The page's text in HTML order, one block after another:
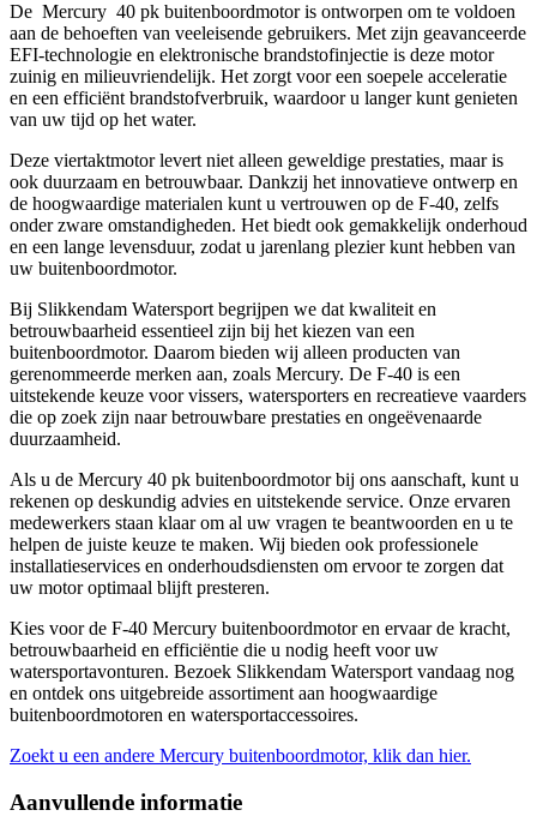
De Mercury 40 pk buitenboordmotor is ontworpen om te voldoen
aan de behoeften van veeleisende gebruikers. Met zijn geavanceerde
EFI-technologie en elektronische brandstofinjectie is deze motor
zuinig en milieuvriendelijk. Het zorgt voor een soepele acceleratie
en een efficiënt brandstofverbruik, waardoor u langer kunt genieten
van uw tijd op het water.
Deze viertaktmotor levert niet alleen geweldige prestaties, maar is
ook duurzaam en betrouwbaar. Dankzij het innovatieve ontwerp en
de hoogwaardige materialen kunt u vertrouwen op de F-40, zelfs
onder zware omstandigheden. Het biedt ook gemakkelijk onderhoud
en een lange levensduur, zodat u jarenlang plezier kunt hebben van
uw buitenboordmotor.
Bij Slikkendam Watersport begrijpen we dat kwaliteit en
betrouwbaarheid essentieel zijn bij het kiezen van een
buitenboordmotor. Daarom bieden wij alleen producten van
gerenommeerde merken aan, zoals Mercury. De F-40 is een
uitstekende keuze voor vissers, watersporters en recreatieve vaarders
die op zoek zijn naar betrouwbare prestaties en ongeëvenaarde
duurzaamheid.
Als u de Mercury 40 pk buitenboordmotor bij ons aanschaft, kunt u
rekenen op deskundig advies en uitstekende service. Onze ervaren
medewerkers staan klaar om al uw vragen te beantwoorden en u te
helpen de juiste keuze te maken. Wij bieden ook professionele
installatieservices en onderhoudsdiensten om ervoor te zorgen dat
uw motor optimaal blijft presteren.
Kies voor de F-40 Mercury buitenboordmotor en ervaar de kracht,
betrouwbaarheid en efficiëntie die u nodig heeft voor uw
watersportavonturen. Bezoek Slikkendam Watersport vandaag nog
en ontdek ons uitgebreide assortiment aan hoogwaardige
buitenboordmotoren en watersportaccessoires.
Zoekt u een andere Mercury buitenboordmotor, klik dan hier.
Aanvullende informatie